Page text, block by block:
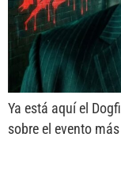
Ya está aquí el
sobre el evento